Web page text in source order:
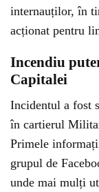
internauților, în
acționat pentru
Incendiu
Capitalei
Incidentul a fost
în cartierul
Primele
grupul de
unde mai mulți